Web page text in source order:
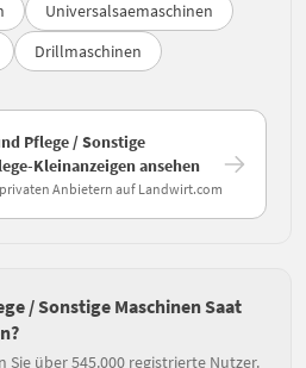
Universalsaemaschinen
Drillmaschinen
Pflege / Sonstige
Kleinanzeigen ansehen
Anbietern auf Landwirt.com
/ Sonstige Maschinen Saat
über 545.000 registrierte Nutzer.